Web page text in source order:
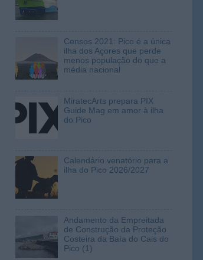
Censos 2021: Pico é a única
ilha dos Açores que perde
menos população do que a
média nacional
MiratecArts prepara PIX
Guide Mag em amor à ilha
do Pico
Calendário venatório para a
ilha do Pico 2026/2027
Andamento da Empreitada
de Construção da Proteção
Costeira da Baía do Cais do
Pico (1)